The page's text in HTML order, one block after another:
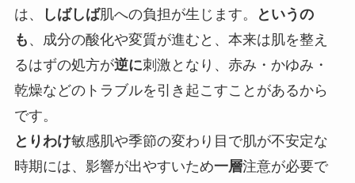
は、
しばしば肌への負担が生じます。
というの
も 、成分の酸化や変質が進むと、本来は肌を整え
るはずの処方が逆に刺激となり、赤み・かゆみ・
乾燥などのトラブルを引き起こすことがあるから
です。
とりわけ敏感肌や季節の変わり目で肌が不安定な
時期には、影響が出やすいため一層注意が必要で